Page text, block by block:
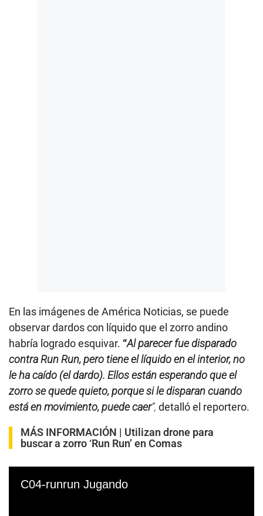
En las imágenes de América Noticias, se puede
observar dardos con líquido que el zorro andino
habría logrado esquivar. “Al parecer fue disparado
contra Run Run, pero tiene el líquido en el interior, no
le ha caído (el dardo). Ellos están esperando que el
zorro se quede quieto, porque si le disparan cuando
está en movimiento, puede caer”, detalló el reportero.
MÁS INFORMACIÓN | Utilizan drone para
buscar a zorro ‘Run Run’ en Comas
C04-runrun Jugando